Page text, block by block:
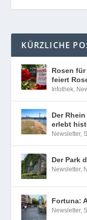
KÜRZLICHE
Rosen
feiert
Infothek
Der
erlebt
Newsletter,
Der Park
Newsletter,
Fortuna:
Newsletter,